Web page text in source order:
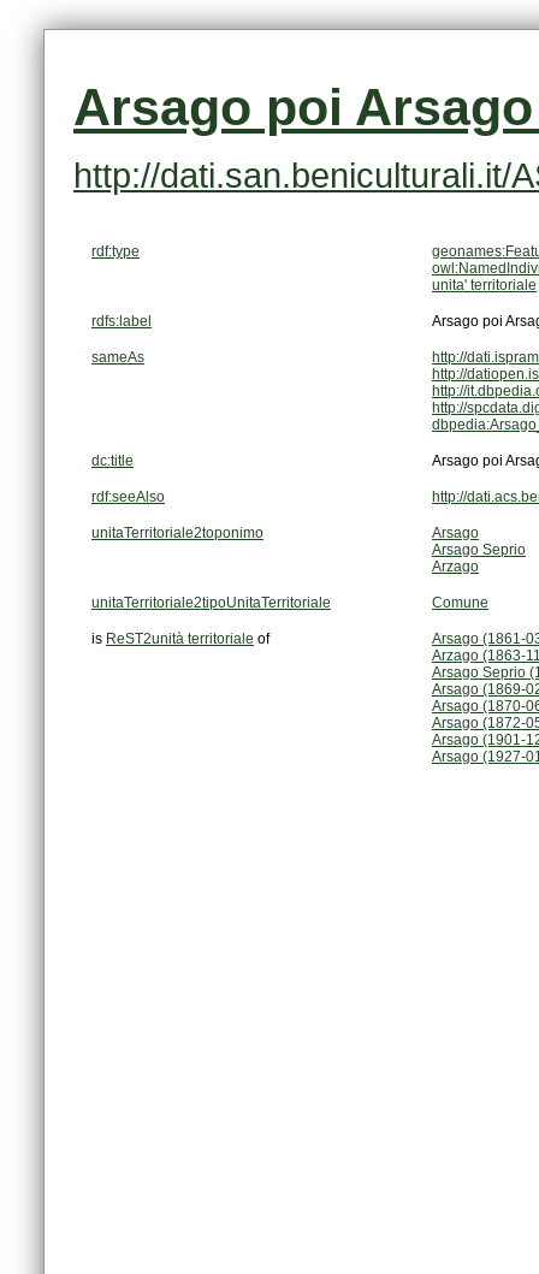
Arsago poi
http://dati.san.beniculturali.it/
rdf:type
unita' territoriale
rdfs:label Arsago poi
sameAs
http://
http://
http://
http://
dc:title Arsago poi
rdf:seeAlso http://
unitaTerritoriale2toponimo
Arsago
Arsago Seprio
Arzago
unitaTerritoriale2tipoUnitaTerritoriale Comune
is ReST2unità territoriale of
Arsago (1861-
Arzago (1863-
Arsago Seprio
Arsago (1869-
Arsago (1870-
Arsago (1872-
Arsago (1901-
Arsago (1927-